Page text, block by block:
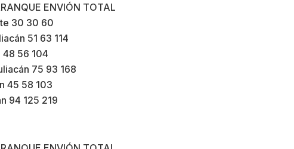
ENVIÓN TOTAL
30 30 60
51 63 114
48 56 104
75 93 168
45 58 103
94 125 219